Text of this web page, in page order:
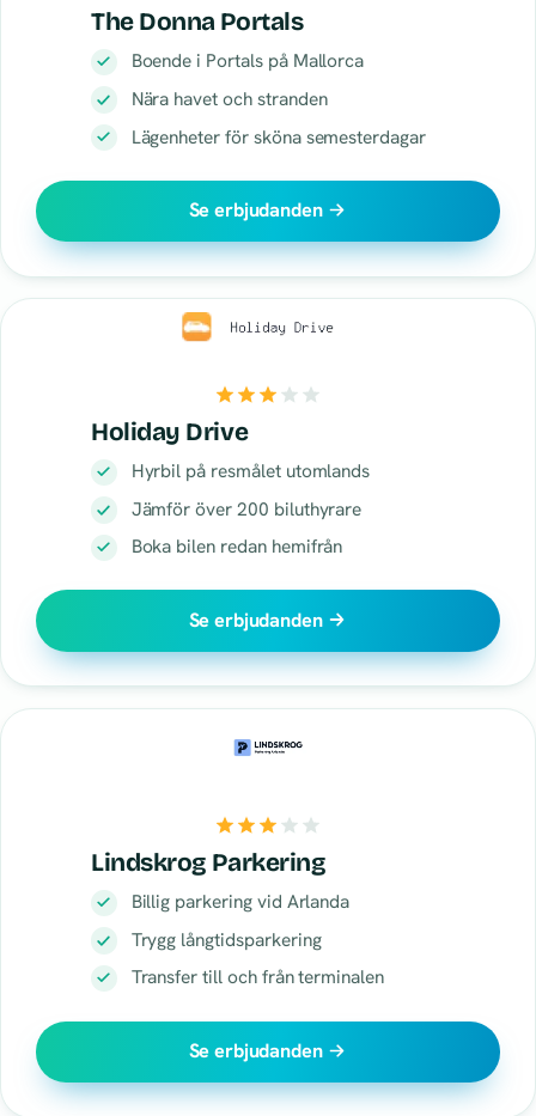
The Donna Portals
Boende i Portals på Mallorca
Nära havet och stranden
Lägenheter för sköna semesterdagar
Se erbjudanden
Holiday Drive
Hyrbil på resmålet utomlands
Jämför över 200 biluthyrare
Boka bilen redan hemifrån
Se erbjudanden
Lindskrog Parkering
Billig parkering vid Arlanda
Trygg långtidsparkering
Transfer till och från terminalen
Se erbjudanden